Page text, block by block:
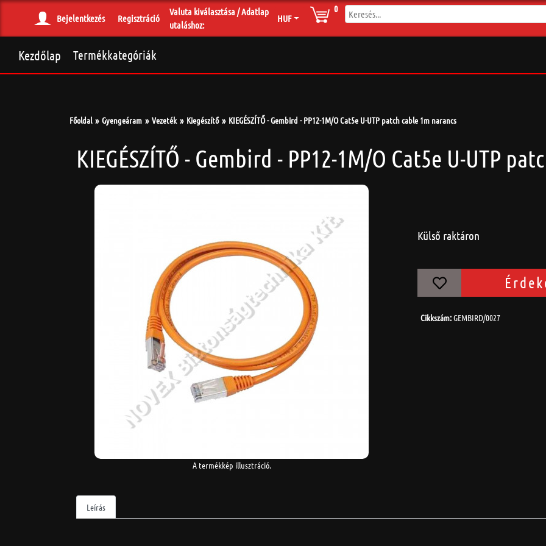
Bejelentkezés Regisztráció
Valuta kiválasztása / Adatlap
utaláshoz:
HUF
0
Termékkategóriák
Kezdőlap
Főoldal Gyengeáram Vezeték Kiegészítő KIEGÉSZÍTŐ - Gembird - PP12-1M/O Cat5e U-UTP patch cable 1m narancs
KIEGÉSZÍTŐ - Gembird - PP12-1M/O Cat5e U-UTP
A termékkép illusztráció.
Külső raktáron
Cikkszám:GEMBIRD/0027
Leírás